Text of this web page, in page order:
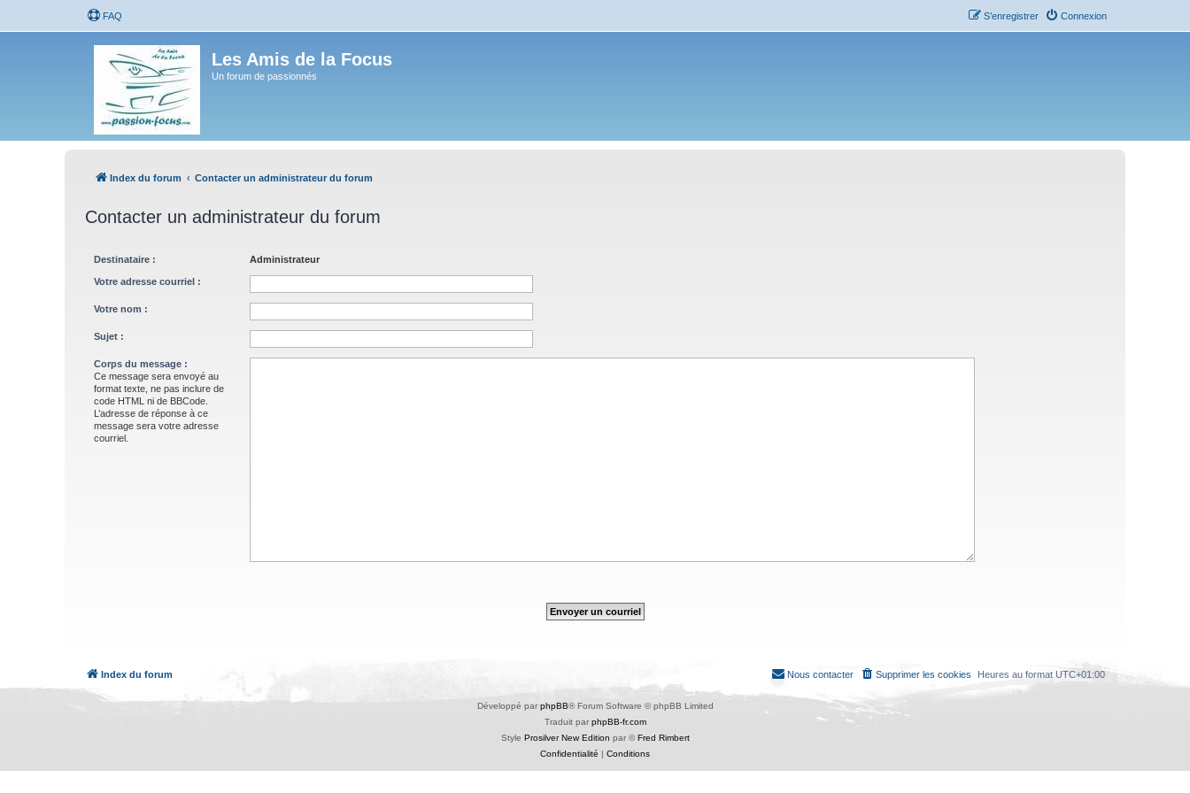
FAQ Connexion
S’enregistrer
Les Amis de la Focus
Un forum de passionnés
Index du forum Contacter un administrateur du forum
Contacter un administrateur du forum
Destinataire : Administrateur
Votre adresse courriel :
Votre nom :
Sujet :
Corps du message :
Ce message sera envoyé au
format texte, ne pas inclure de
code HTML ni de BBCode.
L’adresse de réponse à ce
message sera votre adresse
courriel.
Index du forum Heures au format UTC+01:00
Supprimer les cookies
Nous contacter
Développé par phpBB® Forum Software © phpBB Limited
Traduit par phpBB-fr.com
Style Prosilver New Edition par ©Fred Rimbert
Confidentialité | Conditions